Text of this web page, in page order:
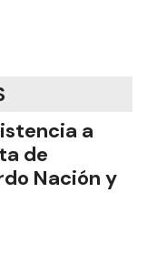
a
de
Nación y